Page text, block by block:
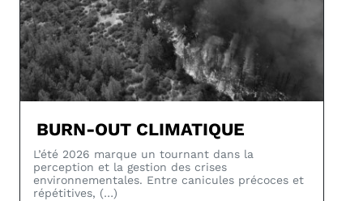
BURN-OUT CLIMATIQUE
L’été 2026 marque un tournant dans la
perception et la gestion des crises
environnementales. Entre canicules précoces et
répétitives, (…)